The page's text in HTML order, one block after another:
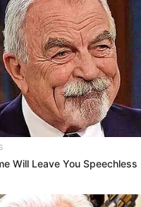
Will Leave You Speechless